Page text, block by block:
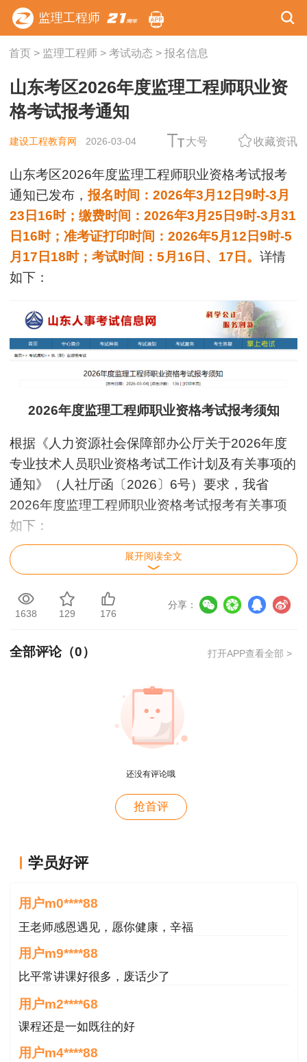
监理工程师
首页> 监理工程师> 考试动态 > 报名信息
山东考区2026年度监理工程师职业资
格考试报考通知
建设工程教育网 2026-03-04 大号 收藏资讯
山东考区2026年度监理工程师职业资格考试报考
通知已发布，报名时间：2026年3月12日9时-3月
23日16时；缴费时间：2026年3月25日9时-3月31
日16时；准考证打印时间：2026年5月12日9时-5
月17日18时；考试时间：5月16日、17日。详情
如下：
2026年度监理工程师职业资格考试报考须知
根据《人力资源社会保障部办公厅关于2026年度
专业技术人员职业资格考试工作计划及有关事项的
通知》（人社厅函〔2026〕6号）要求，我省
2026年度监理工程师职业资格考试报考有关事项
如下：
一、考试时间及科目设置
《建设工程监理基本理论和相关法规》和《建设工
和《建设工程监理案例分析》为专业科目。专业类
报考人员可根据实际工作需要选报其一。
《建设工程监理案例分析》科目为主观题，答题前
答须知（专用答题卡首页），答题时使用规定的作
答工具在专用答题卡划定的区域内作答，须在答题
卡全部页面规定位置填写考生信息；其余三科为客
展开阅读全文
1638 129 176
分享：
全部评论（0） 打开APP查看全部 >
还没有评论哦
抢首评
学员好评
这哪儿是老师啊。保姆式教学。教学从各种角度综合
用户m0****88
用户m0****88
王老师感恩遇见，愿你健康，辛福
用户m9****88
比平常讲课好很多，废话少了
用户m2****68
课程还是一如既往的好
用户m4****88